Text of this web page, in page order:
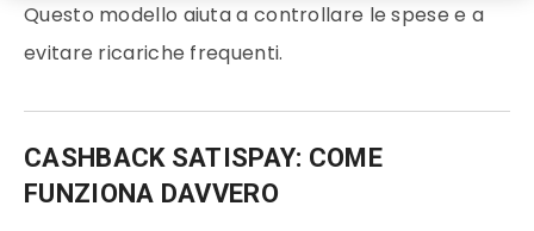
Questo modello aiuta a controllare le spese e a
evitare ricariche frequenti.
CASHBACK SATISPAY: COME
FUNZIONA DAVVERO